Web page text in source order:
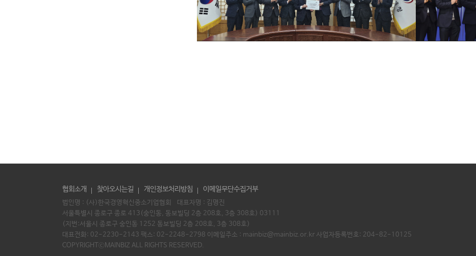
협회소개 찾아오시는길 개인정보처리방침 이메일무단수집거부
법인명 : (사)한국경영혁신중소기업협회 대표자명 : 김명진
서울특별시 종로구 종로 413(숭인동, 동보빌딩 2층 208호, 3층 308호) 03111
(지번:서울시 종로구 숭인동 1252 동보빌딩 2층 208호, 3층 308호)
대표전화: 02-2230-2143 팩스: 02-2248-2798 이메일주소 : mainbiz@mainbiz.or.kr 사업자등록번호: 204-82-10125
COPYRIGHTⓒMAINBIZ ALL RIGHTS RESERVED.